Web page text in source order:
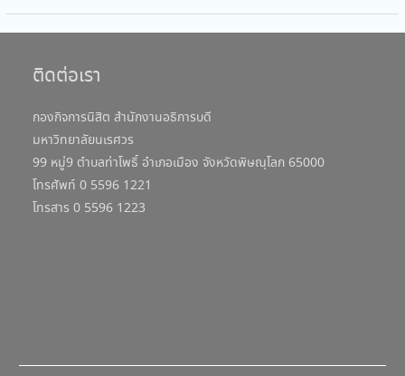
ติดต่อเรา
กองกิจการนิสิต สำนักงานอธิการบดี
มหาวิทยาลัยนเรศวร
99 หมู่9 ตำบลท่าโพธิ์ อำเภอเมือง จังหวัดพิษณุโลก 65000
โทรศัพท์ 0 5596 1221
โทรสาร 0 5596 1223